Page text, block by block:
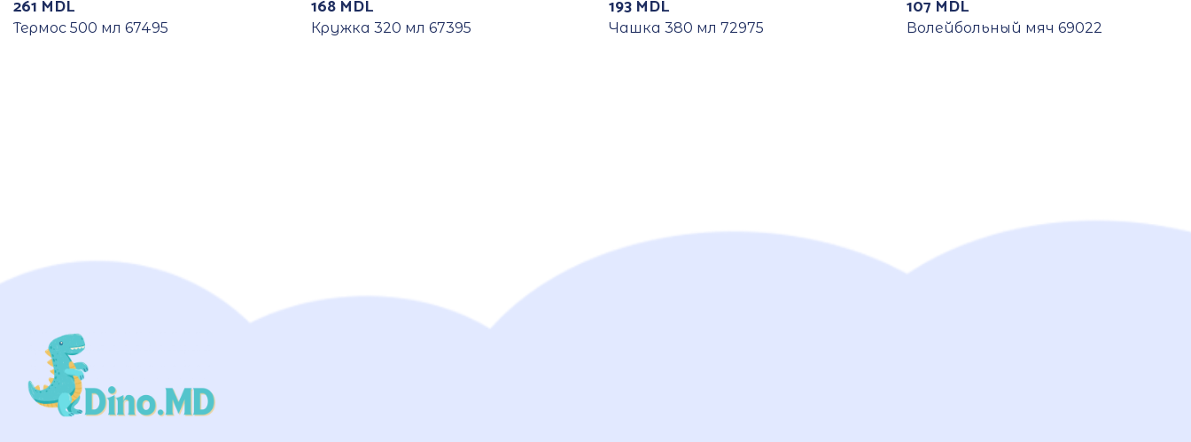
261 MDL
Термос 500 мл 67495
168 MDL
Кружка 320 мл 67395
193 MDL
Чашка 380 мл 72975
107 MDL
Волейбольный мяч 69022